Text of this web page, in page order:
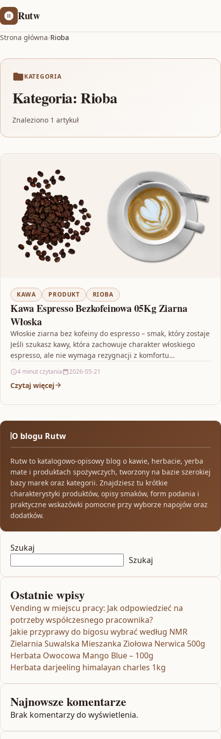
Rutw
Strona główna/Rioba
KATEGORIA
Kategoria:Rioba
Znaleziono 1 artykuł
KAWA PRODUKT RIOBA
Kawa Espresso Bezkofeinowa 05Kg Ziarna
Włoska
Włoskie ziarna bez kofeiny do espresso – smak, który zostaje
Jeśli szukasz kawy, która zachowuje charakter włoskiego
espresso, ale nie wymaga rezygnacji z komfortu…
4 minut czytania 2026-05-21
Czytaj więcej
O blogu Rutw
Rutw to katalogowo-opisowy blog o kawie, herbacie, yerba
mate i produktach spożywczych, tworzony na bazie szerokiej
bazy marek oraz kategorii. Znajdziesz tu krótkie
charakterystyki produktów, opisy smaków, form podania i
praktyczne wskazówki pomocne przy wyborze napojów oraz
dodatków.
Szukaj
Szukaj
Ostatnie wpisy
Vending w miejscu pracy: Jak odpowiedzieć na
potrzeby współczesnego pracownika?
Jakie przyprawy do bigosu wybrać według NMR
Zielarnia Suwalska Mieszanka Ziołowa Nerwica 500g
Herbata Owocowa Mango Blue – 100g
Herbata darjeeling himalayan charles 1kg
Najnowsze komentarze
Brak komentarzy do wyświetlenia.